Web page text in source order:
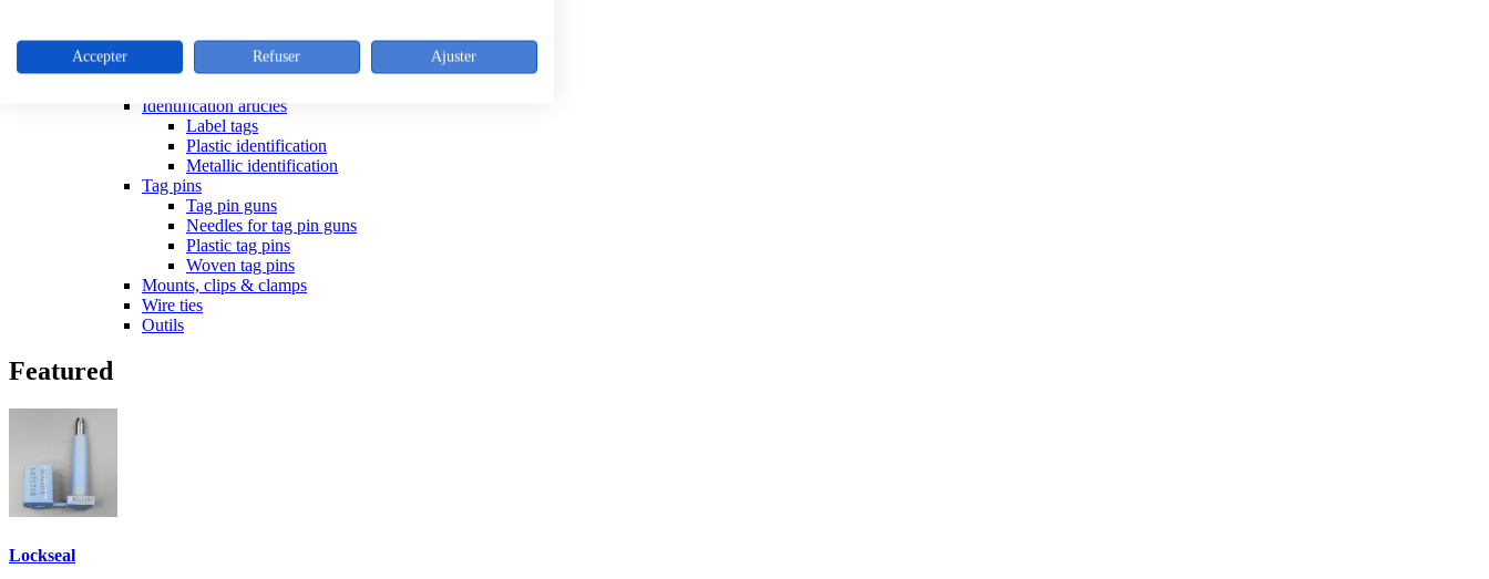
Colliers inox
Outillage colliers metalliques
Identification articles
Label tags
Plastic identification
Metallic identification
Tag pins
Tag pin guns
Needles for tag pin guns
Plastic tag pins
Woven tag pins
Mounts, clips & clamps
Wire ties
Outils
Featured
Lockseal
Accepter Refuser Ajuster